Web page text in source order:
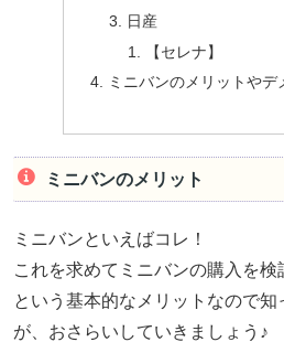
日産
【セレナ】
ミニバンのメリットやデ
ミニバンのメリット
ミニバンといえばコレ！
これを求めてミニバンの購入を検
という基本的なメリットなので
が、おさらいしていきましょう♪